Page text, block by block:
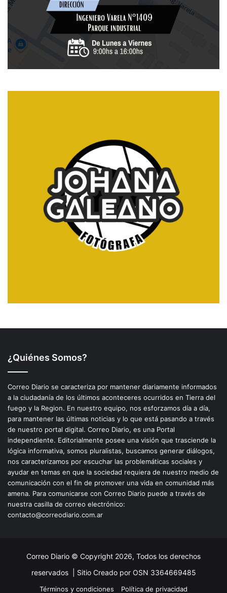
¿Quiénes Somos?
Correo Diario se caracteriza por mantener diariamente informados
a la ciudadanía de los últimos aconteceres ocurridos en Tierra del
fuego y la Region. En nuestro equipo, nos esforzamos día a día,
para mantener las últimas noticias y lo que está pasando a través
de nuestro portal digital. Correo Diario, es una Portal
independiente. Editorialmente posee una visión que trasciende la
lógica informativa, somos pluralistas, buscamos generar diálogos,
nos caracterizamos por escuchar las problemáticas sociales y
ayudar en temas en que la sociedad requiera de nuestro medio de
comunicación con el fin de promover una vida en comunidad más
amena. Para comunicarse con Correo Diario puede a través de
nuestra casilla de correo electrónico:
contacto@correodiario.com.ar
Correo Diario © Copyright 2026, Todos los derechos
reservados | Sitio Creado por OSN 3364669485
Términos y condiciones Política de privacidad